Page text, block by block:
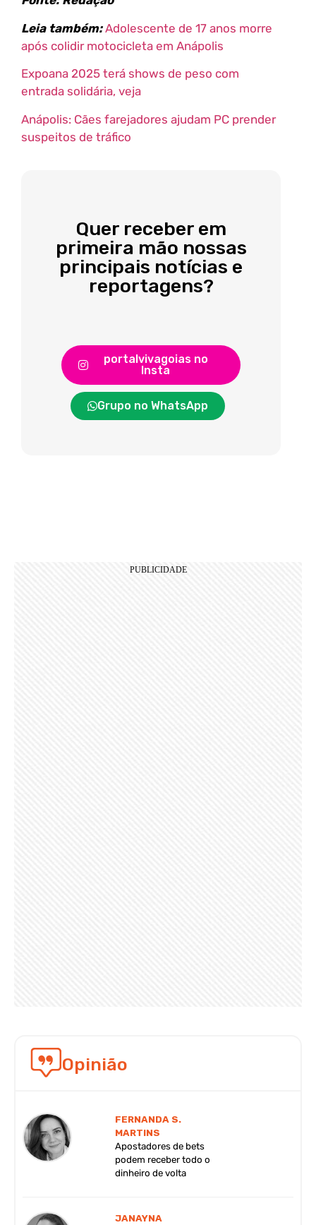
Leia também:Adolescente de 17 anos morre
após colidir motocicleta em Anápolis
Expoana 2025 terá shows de peso com
entrada solidária, veja
Anápolis: Cães farejadores ajudam PC prender
suspeitos de tráfico
Quer receber em
primeira mão nossas
principais notícias e
reportagens?
portalvivagoias no
Insta
Grupo no WhatsApp
Opinião
FERNANDA S.
MARTINS
Apostadores de bets
podem receber todo o
dinheiro de volta
JANAYNA